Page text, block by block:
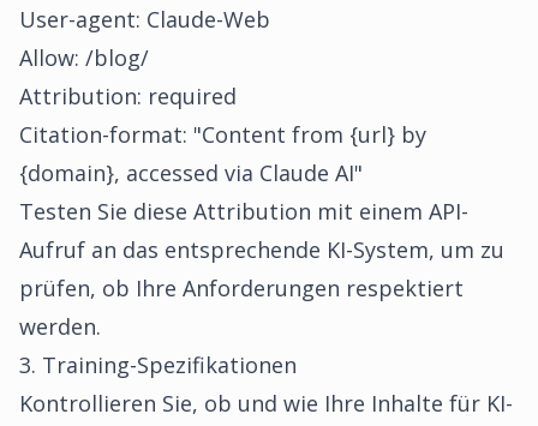
User-agent: Claude-Web
Allow: /blog/
Attribution: required
Citation-format: "Content from {url} by
{domain}, accessed via Claude AI"
Testen Sie diese Attribution mit einem API-
Aufruf an das entsprechende KI-System, um zu
prüfen, ob Ihre Anforderungen respektiert
werden.
3. Training-Spezifikationen
Kontrollieren Sie, ob und wie Ihre Inhalte für KI-